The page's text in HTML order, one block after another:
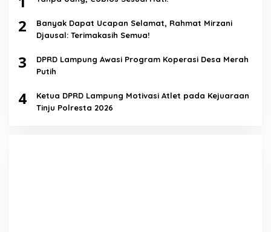
2
Banyak Dapat Ucapan Selamat, Rahmat Mirzani
Djausal: Terimakasih Semua!
3
DPRD Lampung Awasi Program Koperasi Desa Merah
Putih
4
Ketua DPRD Lampung Motivasi Atlet pada Kejuaraan
Tinju Polresta 2026